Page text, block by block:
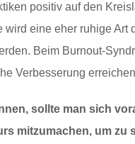
positiv auf den
wird eine eher ruhige
Beim Burnout-
Verbesserung
sollte man sich
mitzumachen, um zu